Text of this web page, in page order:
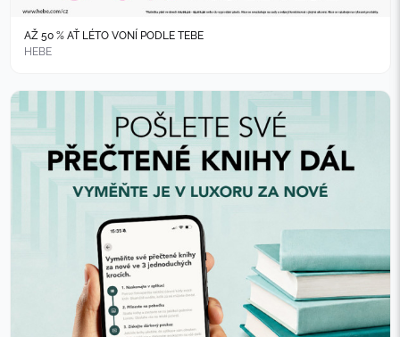
AŽ 50 % AŤ LÉTO VONÍ PODLE TEBE
HEBE